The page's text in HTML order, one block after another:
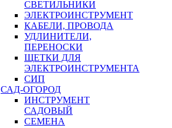
СВЕТИЛЬНИКИ
ЭЛЕКТРОИНСТРУМЕНТ
КАБЕЛИ, ПРОВОДА
УДЛИНИТЕЛИ,
ПЕРЕНОСКИ
ЩЕТКИ ДЛЯ
ЭЛЕКТРОИНСТРУМЕНТА
СИП
САД-ОГОРОД
ИНСТРУМЕНТ
САДОВЫЙ
СЕМЕНА